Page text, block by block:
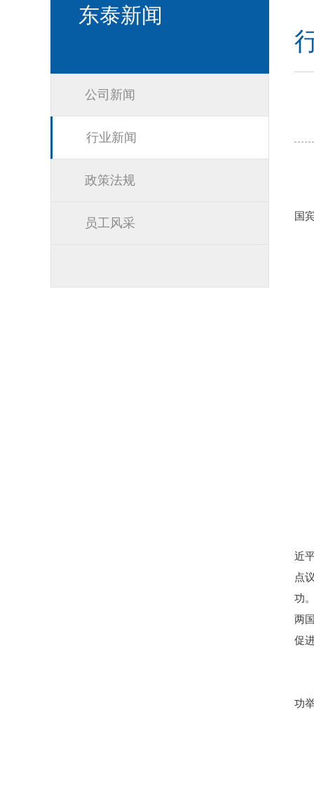
东泰新闻
公司新闻
行业新闻
政策法规
员工风采 国
近
点
功
两
促
功